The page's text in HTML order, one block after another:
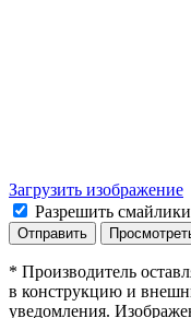
Загрузить изображение
Разрешить
* Производитель
в конструкцию и
уведомления.